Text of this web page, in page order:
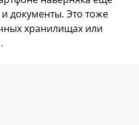
документы. Это тоже
хранилищах или